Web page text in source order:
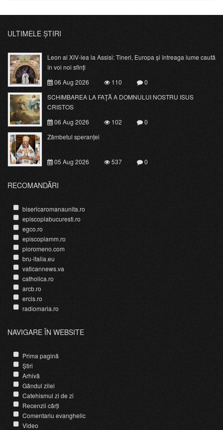
ULTIMELE ȘTIRI
Leon al XIV-lea la Assisi: Tineri, Europa și întreaga lume caută
în voi noi sfinți
06 Aug 2026
110
0
SCHIMBAREA LA FAŢĂ A DOMNULUI NOSTRU ISUS
CRISTOS
06 Aug 2026
102
0
Zâmbetul speranței
05 Aug 2026 537 0
RECOMANDĂRI
bisericaromanaunita.ro
episcopiabucuresti.ro
egco.ro
episcopiamm.ro
pioromeno.com
bru-italia.eu
vaticannews.va
catholica.ro
arcb.ro
ercis.ro
radiomaria.ro
NAVIGARE ÎN WEBSITE
Prima pagină
Știri
Arhivă
Gândul zilei
Catehismul zi de zi
Recenzii cărți
Comentariu evanghelic
Video